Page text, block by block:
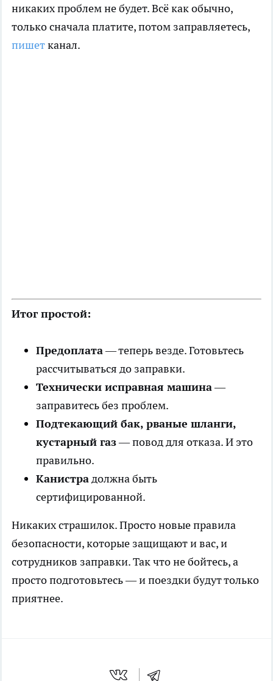
никаких проблем не будет. Всё как обычно,
только сначала платите, потом заправляетесь,
пишетканал.
Итог простой:
Предоплата— теперь везде. Готовьтесь
рассчитываться до заправки.
Технически исправная машина—
заправитесь без проблем.
Подтекающий бак, рваные шланги,
кустарный газ— повод для отказа. И это
правильно.
Канистрадолжна быть
сертифицированной.
Никаких страшилок. Просто новые правила
безопасности, которые защищают и вас, и
сотрудников заправки. Так что не бойтесь, а
просто подготовьтесь — и поездки будут только
приятнее.